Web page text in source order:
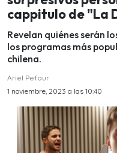
cappitulo de "La
Revelan quiénes serán
los programas más
chilena.
Ariel Pefaur
1 noviembre, 2023 a las 10:40